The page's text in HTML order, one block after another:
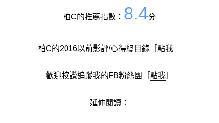
柏C的推薦指數： 8.4分
柏C的2016以前影評/心得總目錄［ 點我
歡迎按讚追蹤我的FB粉絲團［ 點我］
延伸閱讀：